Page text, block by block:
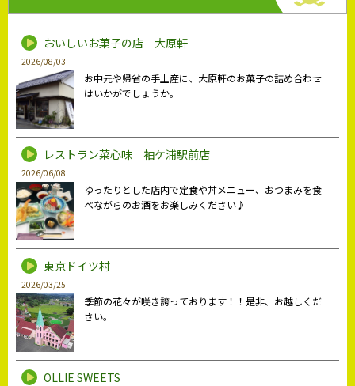
おいしいお菓子の店 大原軒
2026/08/03
お中元や帰省の手土産に、大原軒のお菓子の詰め合わせ
はいかがでしょうか。
レストラン菜心味 袖ケ浦駅前店
2026/06/08
ゆったりとした店内で定食や丼メニュー、おつまみを食
べながらのお酒をお楽しみください♪
東京ドイツ村
2026/03/25
季節の花々が咲き誇っております！！是非、お越しくだ
さい。
OLLIE SWEETS